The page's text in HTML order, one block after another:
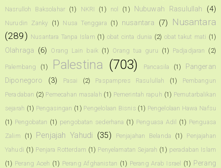
Nasrulloh Baksolahar (1) NKRI (1) nol (1) Nubuwah Rasulullah (4)
Nurudin Zanky (1) Nusa Tenggara (1) nusantara (7)
Nusantara
(289) Nusantara Tanpa Islam (1) obat cinta dunia (2) obat takut mati (1)
Olahraga (6) Orang Lain baik (1) Orang tua guru (1) Padjadjaran (2)
Palembang (1) Palestina (703) Pancasila (1)
Pangeran
Diponegoro
(3) Pasai (2) Paspampres Rasulullah (1)
Pembangun
Peradaban (2) Pemecahan masalah (1) Pemerintah rapuh (1) Pemutarbalikan
sejarah (1) Pengasingan (1) Pengelolaan Bisnis (1) Pengelolaan Hawa Nafsu
(1) Pengobatan (1) pengobatan sederhana (1) Penguasa Adil (1) Penguasa
Zalim
(1) Penjajah Yahudi (35) Penjajahan Belanda (1)
Penjajahan
Yahudi (1) Penjara Rotterdam (1) Penyelamatan Sejarah (1) peradaban Islam
(1) Perang Aceh (1) Perang Afghanistan (1) Perang Arab Israel (1) Perang